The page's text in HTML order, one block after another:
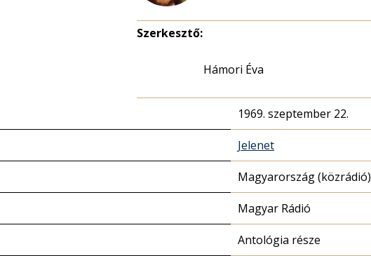
Szerkesztő:
Hámori Éva
1969. szeptember 22.
Jelenet
Magyarország (közrádió)
Magyar Rádió
Antológia része